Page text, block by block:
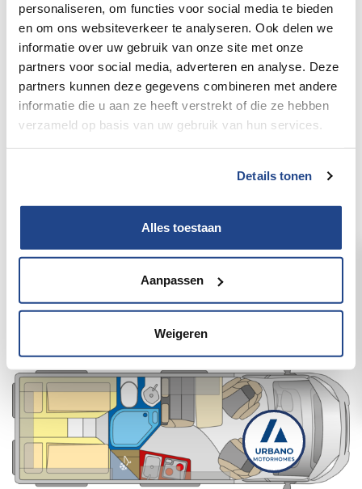
personaliseren, om functies voor social media te bieden
en om ons websiteverkeer te analyseren. Ook delen we
informatie over uw gebruik van onze site met onze
partners voor social media, adverteren en analyse. Deze
partners kunnen deze gegevens combineren met andere
informatie die u aan ze heeft verstrekt of die ze hebben
verzameld op basis van uw gebruik van hun services.
Details tonen
Alles toestaan
Aanpassen
Weigeren
Pössl/Roadcruiser Citroën 165